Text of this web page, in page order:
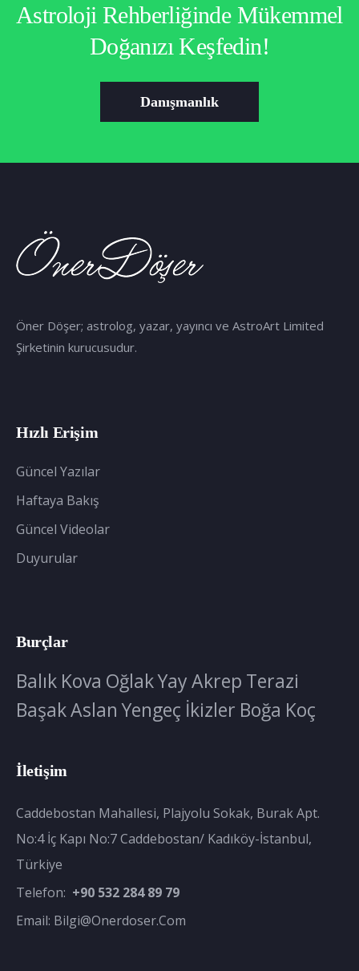
Astroloji Rehberliğinde Mükemmel
Doğanızı Keşfedin!
Danışmanlık
Öner Döşer; astrolog, yazar, yayıncı ve AstroArt Limited
Şirketinin kurucusudur.
Hızlı Erişim
Güncel Yazılar
Haftaya Bakış
Güncel Videolar
Duyurular
Burçlar
Balık Kova OğlakYayAkrep Terazi
BaşakAslan Yengeç İkizler Boğa Koç
İletişim
Caddebostan Mahallesi, Plajyolu Sokak, Burak Apt.
No:4 İç Kapı No:7 Caddebostan/ Kadıköy-İstanbul,
Türkiye
Telefon: +90 532 284 89 79
Email: Bilgi@onerdoser.com